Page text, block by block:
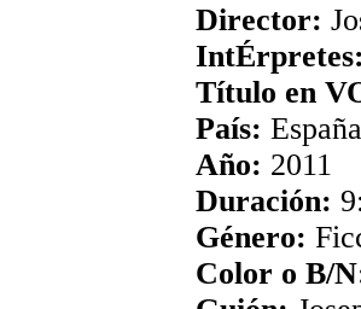
Director:
Título en
País: España
Año: 2011
Duración:
Género:
Color o B/